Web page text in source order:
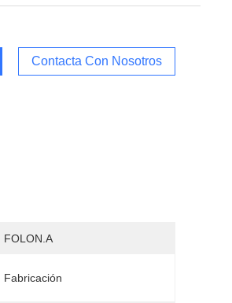
Contacta Con Nosotros
FOLON.A
Fabricación